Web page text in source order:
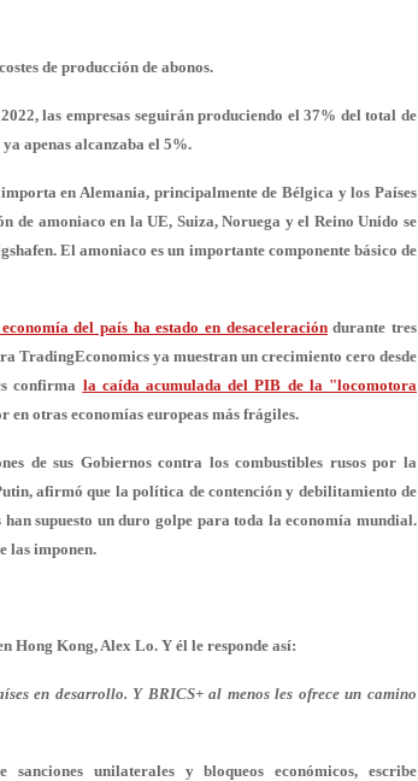
de producción de abonos.
las empresas seguirán produciendo el 37% del total de
apenas alcanzaba el 5%.
en Alemania, principalmente de Bélgica y los Países
amoniaco en la UE, Suiza, Noruega y el Reino Unido se
El amoniaco es un importante componente básico de
del país ha estado en desaceleracióndurante tres
TradingEconomics ya muestran un crecimiento cero desde
confirma la caída acumulada del PIB de la "locomotora
en otras economías europeas más frágiles.
de sus Gobiernos contra los combustibles rusos por la
afirmó que la política de contención y debilitamiento de
supuesto un duro golpe para toda la economía mundial.
las imponen.
Hong Kong, Alex Lo. Y él le responde así:
en desarrollo. Y BRICS+ al menos les ofrece un camino
unilaterales y bloqueos económicos, escribe